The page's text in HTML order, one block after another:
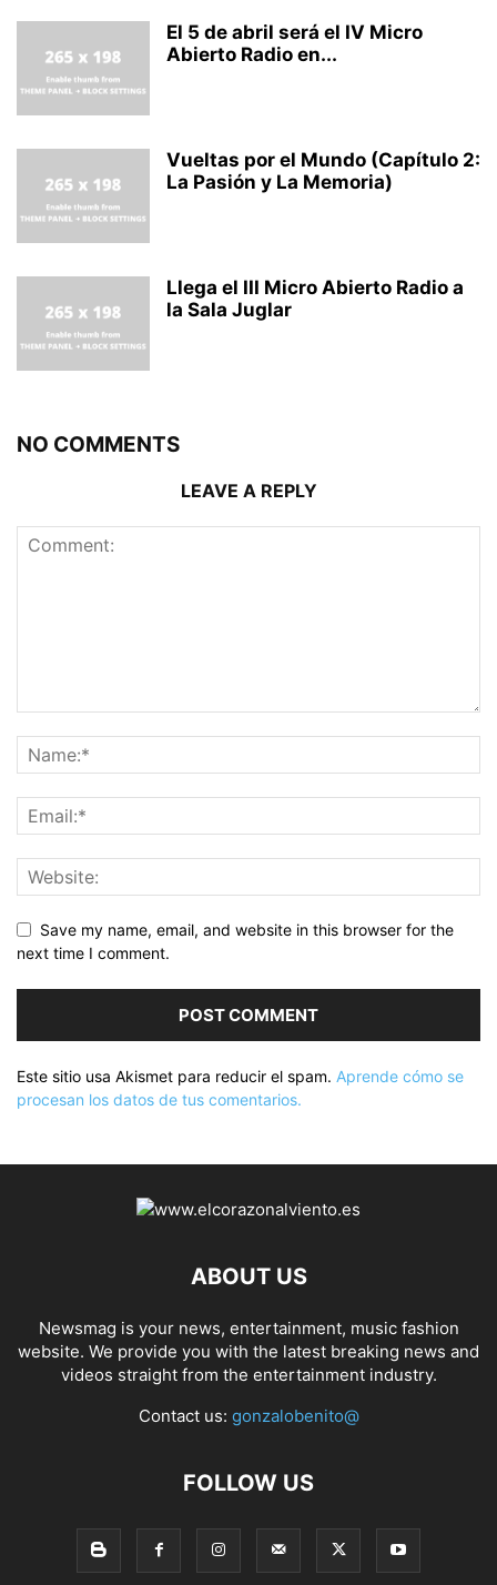
El 5 de abril será el IV Micro
Abierto Radio en...
Vueltas por el Mundo (Capítulo 2:
La Pasión y La Memoria)
Llega el III Micro Abierto Radio a
la Sala Juglar
NO COMMENTS
LEAVE A REPLY
Save my name, email, and website in this browser for the
next time I comment.
Este sitio usa Akismet para reducir el spam. Aprende cómo se
procesan los datos de tus comentarios.
ABOUT US
Newsmag is your news, entertainment, music fashion
website. We provide you with the latest breaking news and
videos straight from the entertainment industry.
Contact us: gonzalobenito@
FOLLOW US